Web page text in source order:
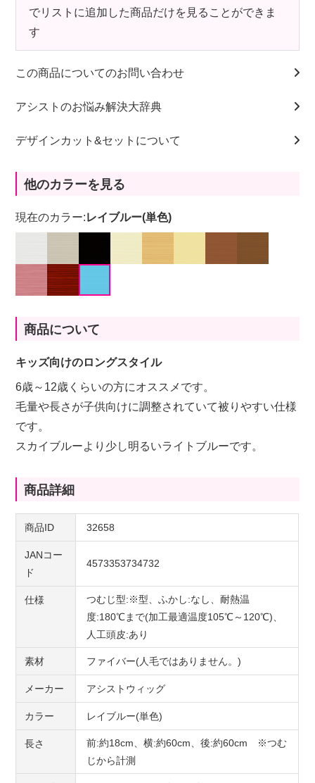
でリストに追加した商品だけを見ることができま
す
この商品についてのお問い合わせ
アシストのお悩み解決大辞典
デザインカット&セットについて
他のカラーを見る
現在のカラー:レイブルー(単色)
商品について
キッズ向けのロングスタイル
6歳～12歳くらいの方にオススメです。
毛量や長さが子供向けに調整されていて被りやすい仕様
です。
スカイブルーより少し明るいライトブルーです。
商品詳細
商品ID 32658
JANコー
ド
4573353734732
仕様
つむじ型:※型、ふかし:なし、耐熱温
度:180℃まで(加工最適温度105℃～120℃)、
人工頭皮:あり
素材 ファイバー(人毛ではありません。)
メーカー アシストウィッグ
カラー レイブルー(単色)
長さ
前:約18cm、横:約60cm、後:約60cm ※つむ
じから計測